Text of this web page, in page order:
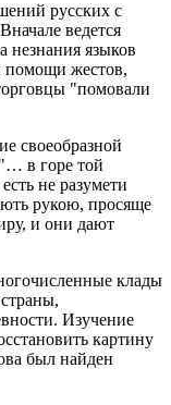
русских с
ведется
незнания языков
помощи жестов,
"помовали
своеобразной
в горе той
не разумети
рукою, просяще
и они дают
клады
Изучение
картину
был найден